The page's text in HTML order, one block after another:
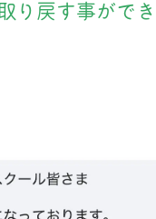
り戻す事がで